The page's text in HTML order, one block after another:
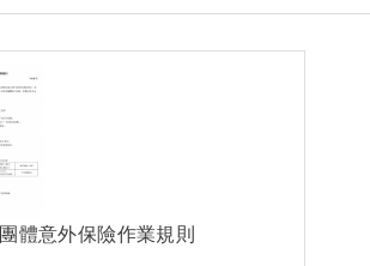
體意外保險作業規則